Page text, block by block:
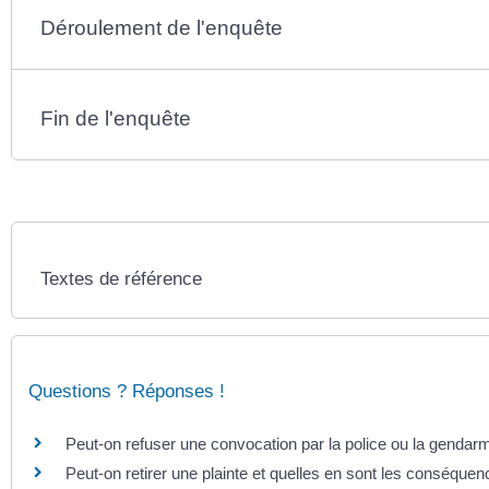
Déroulement de l'enquête
Fin de l'enquête
Textes de référence
Questions ? Réponses !
Peut-on refuser une convocation par la police ou la
Peut-on retirer une plainte et quelles en sont les